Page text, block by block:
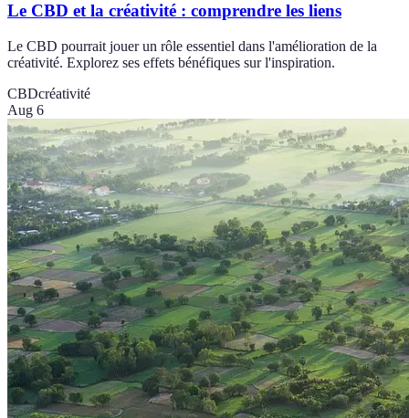
Le CBD et la créativité : comprendre les liens
Le CBD pourrait jouer un rôle essentiel dans l'amélioration de la
créativité. Explorez ses effets bénéfiques sur l'inspiration.
CBDcréativité
Aug 6